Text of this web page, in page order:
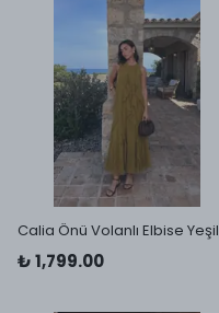
Calia Önü Volanlı Elbise Yeşil
₺ 1,799.00